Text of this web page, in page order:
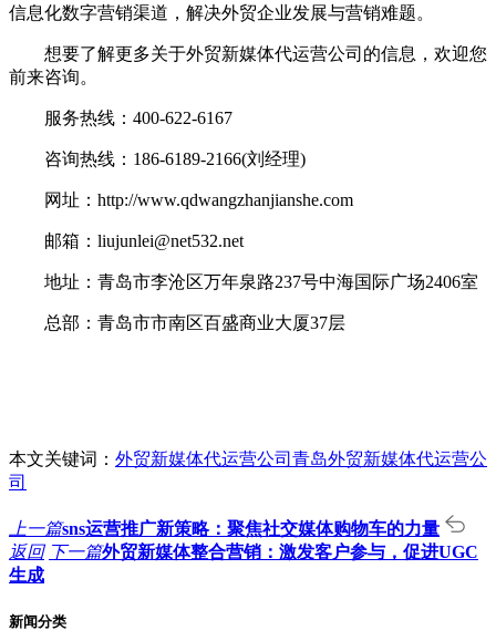
信息化数字营销渠道，解决外贸企业发展与营销难题。
想要了解更多关于外贸新媒体代运营公司的信息，欢迎您
前来咨询。
服务热线：400-622-6167
咨询热线：186-6189-2166(刘经理)
网址：http://www.qdwangzhanjianshe.com
邮箱：liujunlei@net532.net
地址：青岛市李沧区万年泉路237号中海国际广场2406室
总部：青岛市市南区百盛商业大厦37层
本文关键词： 外贸新媒体代运营公司 青岛外贸新媒体代运营公
司
上一篇sns运营推广新策略：聚焦社交媒体购物车的力量
返回 下一篇外贸新媒体整合营销：激发客户参与，促进UGC
生成
新闻分类